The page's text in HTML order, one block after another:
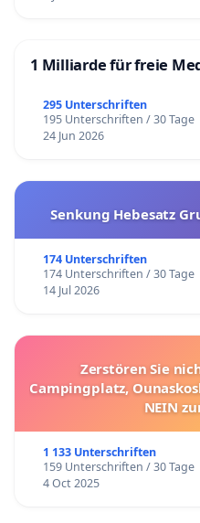
1 Milliarde für freie
295 Unterschriften
195 Unterschriften / 30 Tage
24 Jun 2026
Senkung Hebesatz
174 Unterschriften
174 Unterschriften / 30 Tage
14 Jul 2026
Zerstören Sie
Campingplatz,
NEIN
1 133 Unterschriften
159 Unterschriften / 30 Tage
4 Oct 2025